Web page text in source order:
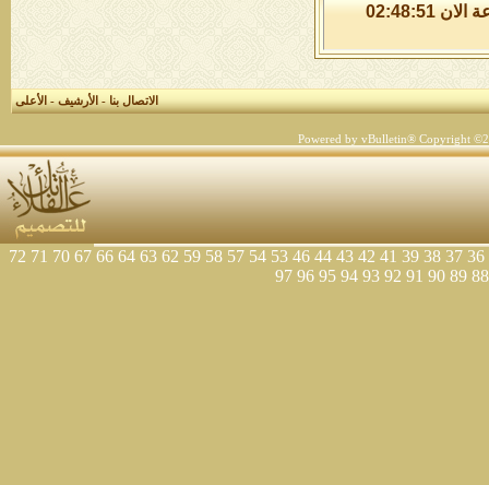
الجمعة 7 من اغسطس 2026 , الساعة الان 02:48:51
الاتصال بنا-الأرشيف-الأعلى
Powered by vBulletin® Copyright
36
37
38
39
41
42
43
44
46
53
54
57
58
59
62
63
64
66
67
70
71
72
88
89
90
91
92
93
94
95
96
97